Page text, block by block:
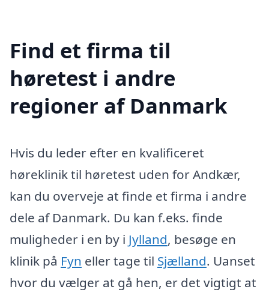
Find et firma til
høretest i andre
regioner af Danmark
Hvis du leder efter en kvalificeret
høreklinik til høretest uden for Andkær,
kan du overveje at finde et firma i andre
dele af Danmark. Du kan f.eks. finde
muligheder i en by i Jylland, besøge en
klinik på Fyn eller tage til Sjælland. Uanset
hvor du vælger at gå hen, er det vigtigt at